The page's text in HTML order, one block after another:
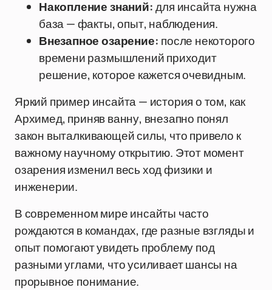
Накопление знаний:для инсайта нужна
база — факты, опыт, наблюдения.
Внезапное озарение: после некоторого
времени размышлений приходит
решение, которое кажется очевидным.
Яркий пример инсайта — история о том, как
Архимед, приняв ванну, внезапно понял
закон выталкивающей силы, что привело к
важному научному открытию. Этот момент
озарения изменил весь ход физики и
инженерии.
В современном мире инсайты часто
рождаются в командах, где разные взгляды и
опыт помогают увидеть проблему под
разными углами, что усиливает шансы на
прорывное понимание.